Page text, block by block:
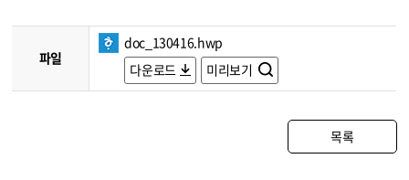
파일
doc_130416.hwp
다운로드
미리보기
목록